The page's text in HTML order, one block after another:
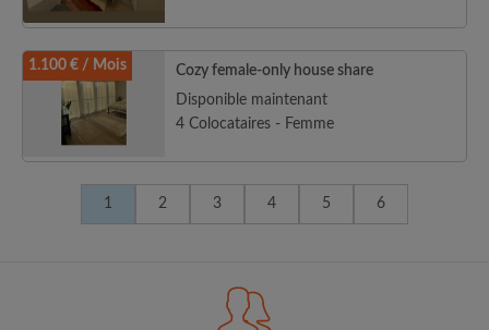
1.100 € / Mois
Cozy female-only house share
Disponible maintenant
4 Colocataires - Femme
1 2 3 4 5 6